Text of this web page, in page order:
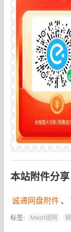
本站附件分
诚通网盘附件 、
标签: Mesh组网